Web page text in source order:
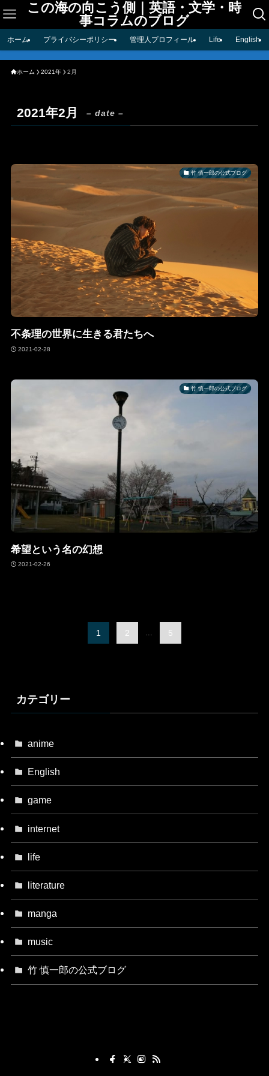
この海の向こう側｜英語・文学・時
事コラムのブログ
ホーム プライバシーポリシー 管理人プロフィール Life English
ホーム 2021年 2月
2021年2月 – date –
竹 慎一郎の公式ブログ
不条理の世界に生きる君たちへ
2021-02-28
竹 慎一郎の公式ブログ
希望という名の幻想
2021-02-26
1 2 5
カテゴリー
anime
English
game
internet
life
literature
manga
music
竹 慎一郎の公式ブログ